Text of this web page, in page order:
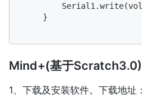
     }
Mind+(基于
1、下载及安装软件。下载地